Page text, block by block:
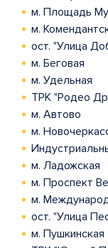
м. Площадь
м.
ост. "Улица
м. Беговая
м. Удельная
ТРК "Родео
м. Автово
м.
м. Ладожская
м. Проспект
м.
ост. "Улица
м. Пушкинская